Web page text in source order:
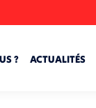
? ACTUALITÉS